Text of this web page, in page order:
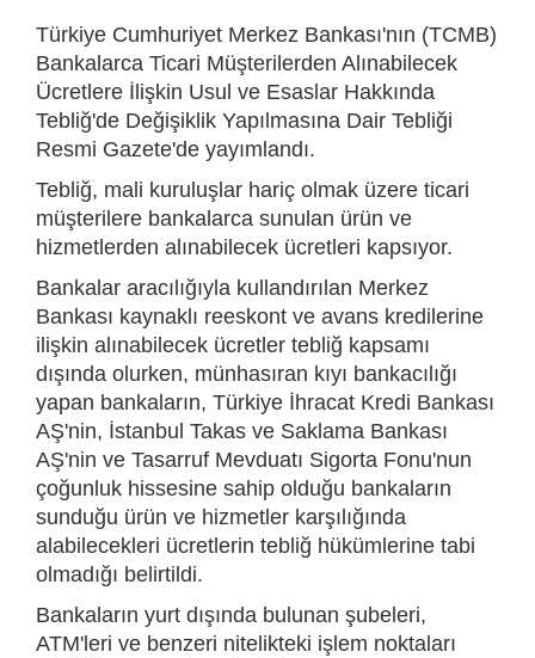
Türkiye Cumhuriyet Merkez Bankası'nın (TCMB)
Bankalarca Ticari Müşterilerden Alınabilecek
Ücretlere İlişkin Usul ve Esaslar Hakkında
Tebliğ'de Değişiklik Yapılmasına Dair Tebliği
Resmi Gazete'de yayımlandı.
Tebliğ, mali kuruluşlar hariç olmak üzere ticari
müşterilere bankalarca sunulan ürün ve
hizmetlerden alınabilecek ücretleri kapsıyor.
Bankalar aracılığıyla kullandırılan Merkez
Bankası kaynaklı reeskont ve avans kredilerine
ilişkin alınabilecek ücretler tebliğ kapsamı
dışında olurken, münhasıran kıyı bankacılığı
yapan bankaların, Türkiye İhracat Kredi Bankası
AŞ'nin, İstanbul Takas ve Saklama Bankası
AŞ'nin ve Tasarruf Mevduatı Sigorta Fonu'nun
çoğunluk hissesine sahip olduğu bankaların
sunduğu ürün ve hizmetler karşılığında
alabilecekleri ücretlerin tebliğ hükümlerine tabi
olmadığı belirtildi.
Bankaların yurt dışında bulunan şubeleri,
ATM'leri ve benzeri nitelikteki işlem noktaları